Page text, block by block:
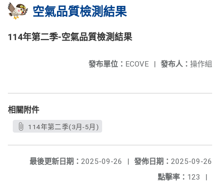
空氣品質檢測結果
114年第二季-空氣品質檢測結果
發布人： 操作組
發布單位： ECOVE |
相關附件
114年第二季(3月-5月)
發佈日期： 2025-09-26
最後更新日期： 2025-09-26
|
點擊率： 123 |